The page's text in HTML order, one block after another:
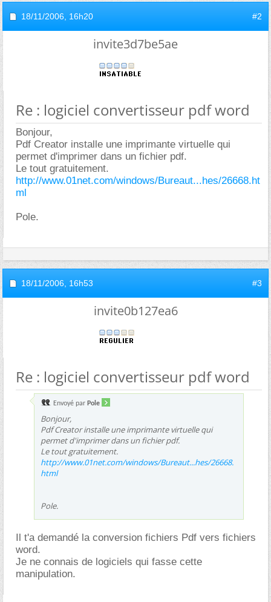
18/11/2006, 16h20 #2
invite3d7be5ae
Re : logiciel convertisseur pdf word
Bonjour,
Pdf Creator installe une imprimante virtuelle qui
permet d'imprimer dans un fichier pdf.
Le tout gratuitement.
http://www.01net.com/windows/Bureaut...hes/26668.ht
ml
Pole.
18/11/2006, 16h53 #3
invite0b127ea6
Re : logiciel convertisseur pdf word
Envoyé par Pole
Bonjour,
Pdf Creator installe une imprimante virtuelle qui
permet d'imprimer dans un fichier pdf.
Le tout gratuitement.
http://www.01net.com/windows/Bureaut...hes/26668.
html
Pole.
Il t'a demandé la conversion fichiers Pdf vers fichiers
word.
Je ne connais de logiciels qui fasse cette
manipulation.